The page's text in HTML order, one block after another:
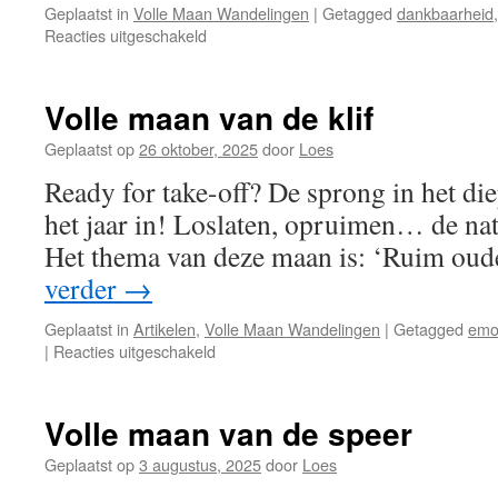
Geplaatst in Volle Maan Wandelingen | Getagged dankbaarheid
Reacties uitgeschakeld
de
overstroming
Volle maan van de klif
Geplaatst op26 oktober, 2025door Loes
Ready for take-off? De sprong in het
het jaar in! Loslaten, opruimen… de
Het thema van deze maan is: ‘Ruim
verder →
Geplaatst in Artikelen, Volle Maan Wandelingen | Getagged
| Reacties uitgeschakeld
de
klif
Volle maan van de speer
Geplaatst op3 augustus, 2025door Loes